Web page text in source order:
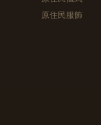
原住民服飾